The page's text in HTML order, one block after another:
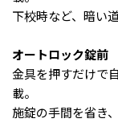
下校時など、暗い
オートロック錠前
金具を押すだけで
載。
施錠の手間を省き